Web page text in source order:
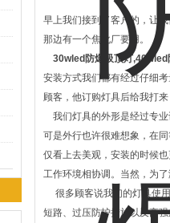
早上我们接到了客户的，让
那边有一个焦化厂要用。
30wled防爆吸顶灯,40wled
安装方式我们都有经过仔细
顾客，他订购灯具后给我打
我们灯具的外形是经过专业
可是外行也许很难想象，在
仅看上去美观，安装的时候
工作环境相协调。当然，为
很多顾客说我们的灯具使
短路、过压防护措施以及高